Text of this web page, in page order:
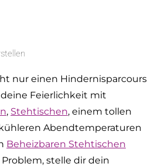
nur einen Hindernisparcours
Feierlichkeit mit
, Stehtischen, einem tollen
Abendtemperaturen
Beheizbaren Stehtischen
stelle dir dein